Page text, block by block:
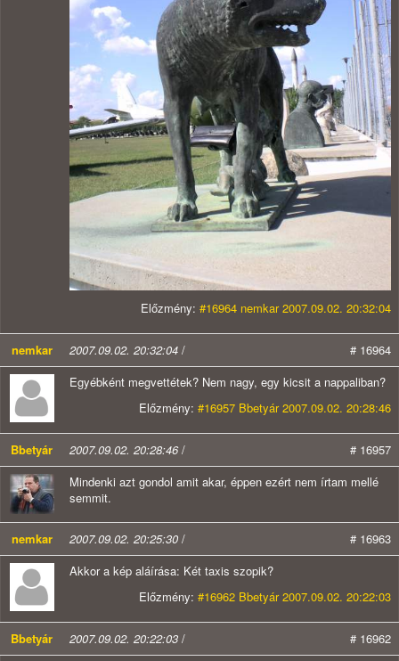
Előzmény: #16964 nemkar 2007.09.02. 20:32:04
nemkar 2007.09.02. 20:32:04 /
# 16964
Egyébként megvettétek? Nem nagy, egy kicsit a nappaliban?
Előzmény: #16957 Bbetyár 2007.09.02. 20:28:46
Bbetyár 2007.09.02. 20:28:46/
# 16957
Mindenki azt gondol amit akar, éppen ezért nem írtam mellé
semmit.
nemkar 2007.09.02. 20:25:30 /
# 16963
Akkor a kép aláírása: Két taxis szopik?
Előzmény: #16962 Bbetyár 2007.09.02. 20:22:03
Bbetyár 2007.09.02. 20:22:03 /
# 16962